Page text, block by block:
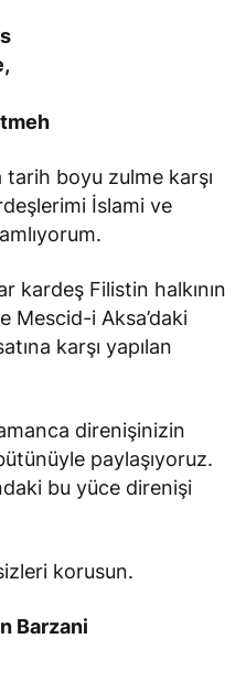
tarih boyu zulme karşı
İslami ve
kardeş Filistin halkının
Mescid-i Aksa’daki
karşı yapılan
direnişinizin
paylaşıyoruz.
bu yüce direnişi
korusun.
Barzani